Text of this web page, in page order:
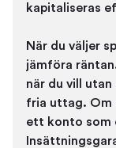
kapitaliseras
När du väljer
jämföra
när du vill
fria uttag. Om
ett konto som